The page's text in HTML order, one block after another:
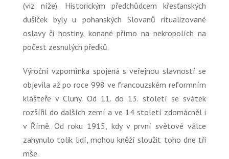
(viz níže). Historickým předchůdcem křesťanských
dušiček byly u pohanských Slovanů ritualizované
oslavy či hostiny, konané přímo na nekropolích na
počest zesnulých předků.
Výroční vzpomínka spojená s veřejnou slavností se
objevila až po roce 998 ve francouzském reformním
klášteře v Cluny. Od 11. do 13. století se svátek
rozšířil do dalších zemí a ve 14 století zdomácněl i
v Římě. Od roku 1915, kdy v první světové válce
zahynulo tolik lidí, mohou kněží sloužit toho dne tři
mše.